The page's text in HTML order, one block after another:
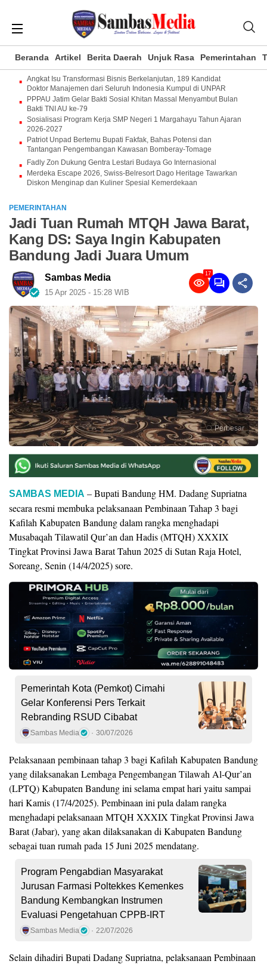
Beranda Artikel Berita Daerah Unjuk Rasa Pemerintahan
Angkat Isu Transformasi Bisnis Berkelanjutan, 189 Kandidat
Doktor Manajemen dari Seluruh Indonesia Kumpul di UNPAR
PPPAU Jatim Gelar Bakti Sosial Khitan Massal Menyambut Bulan
Bakti TNI AU ke-79
Sosialisasi Program Kerja SMP Negeri 1 Margahayu Tahun Ajaran
2026-2027
Patriot Unpad Bertemu Bupati Fakfak, Bahas Potensi dan
Tantangan Pengembangan Kawasan Bomberay-Tomage
Fadly Zon Dukung Gentra Lestari Budaya Go Internasional
Merdeka Escape 2026, Swiss-Belresort Dago Heritage Tawarkan
Diskon Menginap dan Kuliner Spesial Kemerdekaan
PEMERINTAHAN
Jadi Tuan Rumah MTQH Jawa Barat,
Kang DS: Saya Ingin Kabupaten
Bandung Jadi Juara Umum
Sambas Media
15 Apr 2025 - 15:28 WIB
17
Perbesar
SAMBAS MEDIA – Bupati Bandung HM. Dadang Supriatna
secara resmi membuka pelaksanaan Pembinaan Tahap 3 bagi
Kafilah Kabupaten Bandung dalam rangka menghadapi
Musabaqah Tilawatil Qur’an dan Hadis (MTQH) XXXIX
Tingkat Provinsi Jawa Barat Tahun 2025 di Sutan Raja Hotel,
Soreang, Senin (14/4/2025) sore.
Pemerintah Kota (Pemkot) Cimahi
Gelar Konferensi Pers Terkait
Rebranding RSUD Cibabat
Sambas Media 30/07/2026
Pelaksanaan pembinaan tahap 3 bagi Kafilah Kabupaten Bandung
yang dilaksanakan Lembaga Pengembangan Tilawah Al-Qur’an
(LPTQ) Kabupaten Bandung ini selama empat hari yaitu sampai
hari Kamis (17/4/2025). Pembinaan ini pula dalam rangka
menghadapi pelaksanaan MTQH XXXIX Tingkat Provinsi Jawa
Barat (Jabar), yang akan dilaksanakan di Kabupaten Bandung
sebagai tuan rumah pada 15 Juni 2025 mendatang.
Program Pengabdian Masyarakat
Jurusan Farmasi Poltekkes Kemenkes
Bandung Kembangkan Instrumen
Evaluasi Pengetahuan CPPB-IRT
Sambas Media 22/07/2026
Selain dihadiri Bupati Dadang Supriatna, pelaksanaan Pembinaan